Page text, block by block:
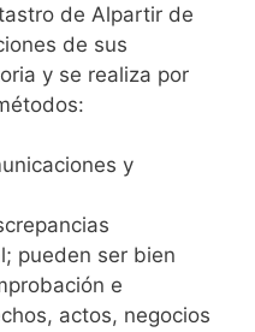
de Alpartir de
de sus
y se realiza por
y
pueden ser bien
e
actos, negocios